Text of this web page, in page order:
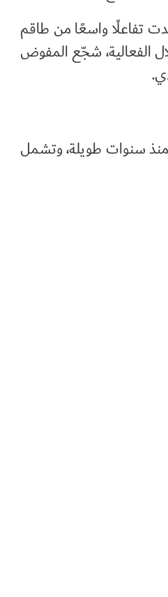
تفاعلًا واسعًا من طاقم
الفعالية، شجّع المفوض
منذ سنوات طويلة، وتشمل